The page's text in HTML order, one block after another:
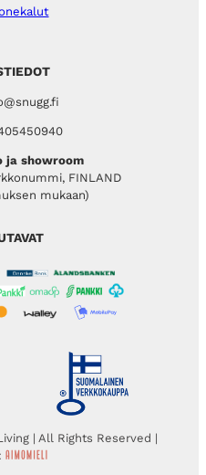
ja showroom
FINLAND
mukaan)
| All Rights Reserved |